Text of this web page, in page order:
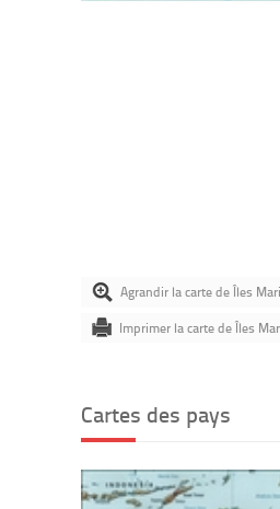
Agrandir la carte de Îles
Imprimer la carte de Îles
Cartes des pays